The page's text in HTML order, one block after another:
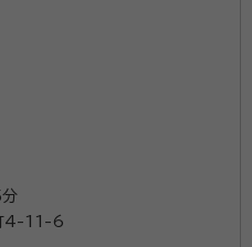
2026/5
いただき、助かりました。説明もわ
ままお願いすることにいたしまし
ていただけ、何度でも回答してく
分
4-11-6